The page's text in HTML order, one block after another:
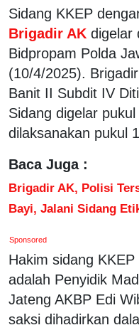
Sidang KKEP
Brigadir AK digelar
Bidpropam Polda
(10/4/2025).
Banit II Subdit IV
Sidang digelar
dilaksanakan pukul
Baca Juga :
Brigadir AK, Polisi
Bayi, Jalani Sidang
Sponsored
Hakim sidang
adalah Penyidik
Jateng AKBP Edi
saksi dihadirkan